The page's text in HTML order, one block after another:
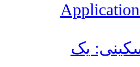
یک